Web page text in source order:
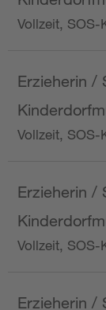
Vollzeit, SOS-
Erzieherin /
Vollzeit, SOS-
Erzieherin /
Vollzeit, SOS-
Erzieherin /